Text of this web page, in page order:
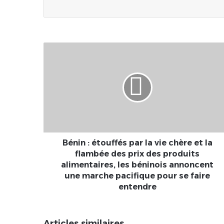
flambéeBénin : étouffés par la vie chère et la
flambée des prix des produits
alimentaires, les béninois annoncent
une marche pacifique pour se faire
entendre